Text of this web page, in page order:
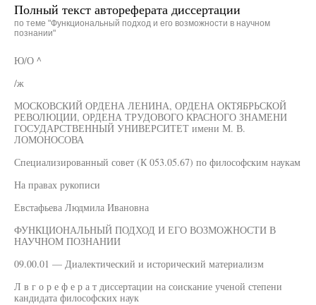
Полный текст автореферата диссертации
по теме "Функциональный подход и его возможности в научном
познании"
Ю/О ^
/ж
МОСКОВСКИЙ ОРДЕНА ЛЕНИНА, ОРДЕНА ОКТЯБРЬСКОЙ
РЕВОЛЮЦИИ, ОРДЕНА ТРУДОВОГО КРАСНОГО ЗНАМЕНИ
ГОСУДАРСТВЕННЫЙ УНИВЕРСИТЕТ имени М. В.
ЛОМОНОСОВА
Специализированный совет (К 053.05.67) по философским наукам
На правах рукописи
Евстафьева Людмила Ивановна
ФУНКЦИОНАЛЬНЫЙ ПОДХОД И ЕГО ВОЗМОЖНОСТИ В
НАУЧНОМ ПОЗНАНИИ
09.00.01 — Диалектический и исторический материализм
Л в г о р е ф е р а т диссертации на соискание ученой степени
кандидата философских наук